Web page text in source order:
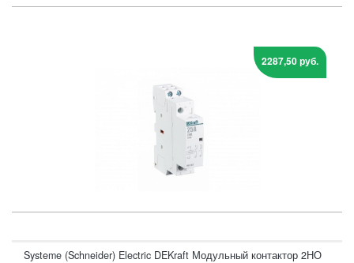
2287,50 руб.
Systeme (Schneider) Electric DEKraft Модульный контактор 2НО